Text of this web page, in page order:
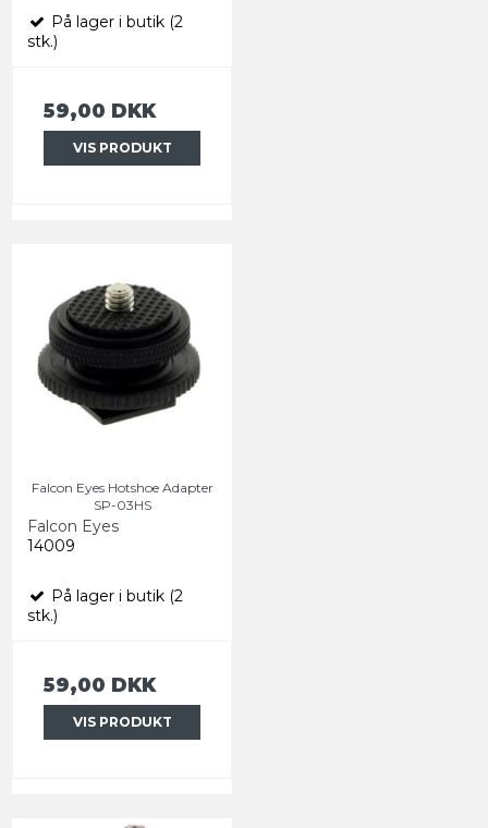
På lager i butik (2
stk.)
59,00 DKK
VIS PRODUKT
Falcon Eyes Hotshoe Adapter
SP-03HS
Falcon Eyes
14009
På lager i butik (2
stk.)
59,00 DKK
VIS PRODUKT